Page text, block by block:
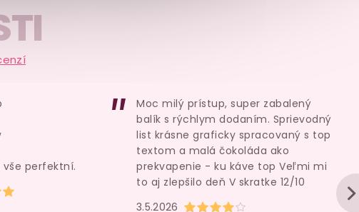
DOOR
obchodu je 5 z 5 hvězdiček.
vše perfektní.
Hodnocení obchodu je 4 z 5
3.5.2026
Moc milý prístup, super zabalený
balík s rýchlym dodaním. Sprievodný
list krásne graficky spracovaný s top
textom a malá čokoláda ako
prekvapenie - ku káve top Veľmi mi
to aj zlepšilo deň V skratke 12/10